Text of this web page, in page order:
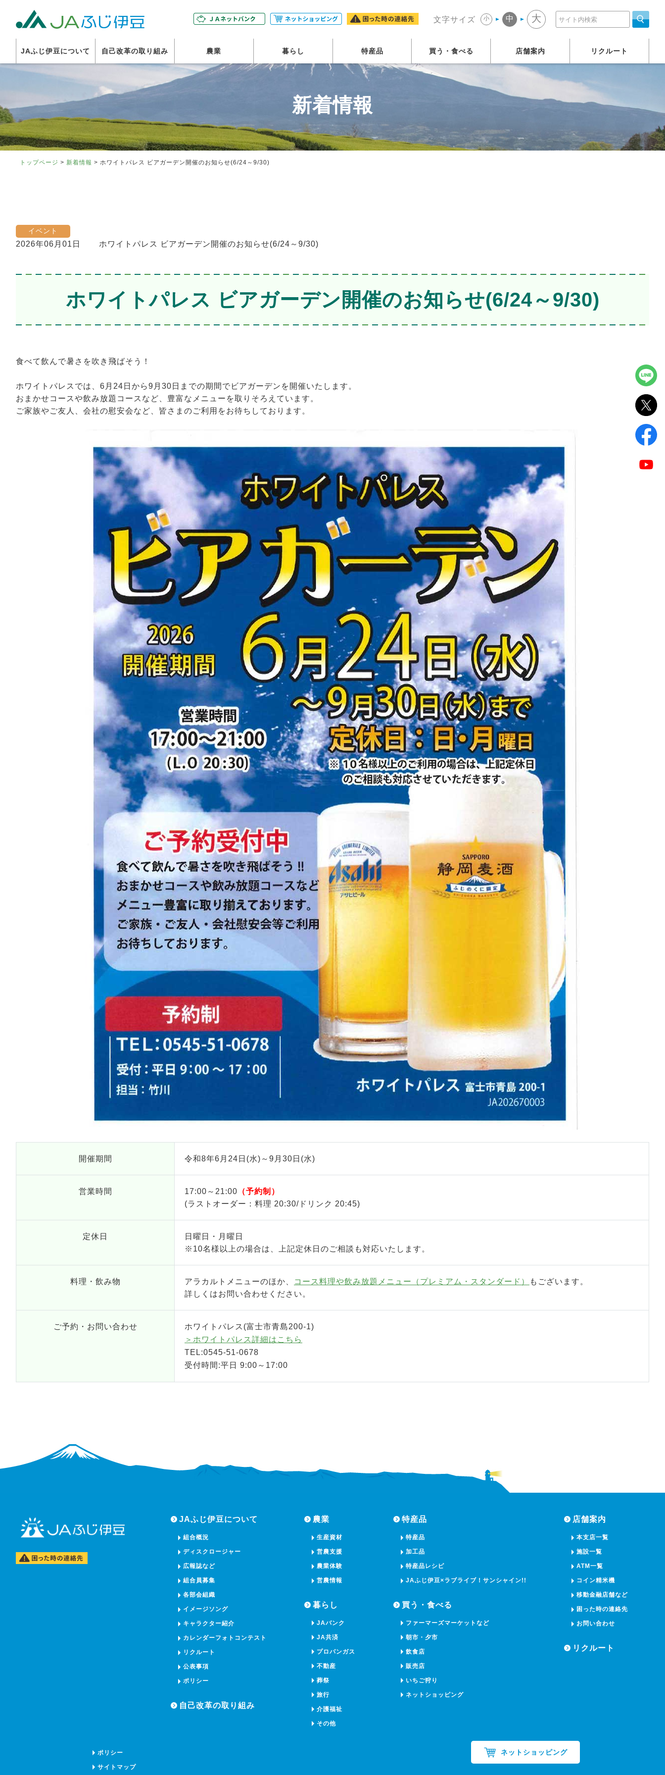
富士伊豆農業協同組合・JAふじ伊豆 文字サイズ 小 中 大
JAふじ伊豆について 自己改革の取り組み 農業 暮らし 特産品 買う・食べる 店舗案内 リクルート
新着情報
トップページ > 新着情報 > ホワイトパレス ビアガーデン開催のお知らせ(6/24～9/30)
イベント
2026年06月01日 ホワイトパレス ビアガーデン開催のお知らせ(6/24～9/30)
ホワイトパレス ビアガーデン開催のお知らせ(6/24～9/30)
食べて飲んで暑さを吹き飛ばそう！
ホワイトパレスでは、6月24日から9月30日までの期間でビアガーデンを開催いたします。
おまかせコースや飲み放題コースなど、豊富なメニューを取りそろえています。
ご家族やご友人、会社の慰安会など、皆さまのご利用をお待ちしております。
開催期間 令和8年6月24日(水)～9月30日(水)
営業時間 17:00～21:00 （予約制）
(ラストオーダー：料理 20:30/ドリンク 20:45)
定休日
日曜日・月曜日
※10名様以上の場合は、上記定休日のご相談も対応いたします。
料理・飲み物 アラカルトメニューのほか、 コース料理や飲み放題メニュー（プレミアム・スタンダード）
もございます。
詳しくはお問い合わせください。
ご予約・お問い合わせ
ホワイトパレス(富士市青島200-1)
＞ホワイトパレス詳細はこちら
TEL:0545-51-0678
受付時間:平日 9:00～17:00
JAふじ伊豆について
組合概況
ディスクロージャー
広報誌など
組合員募集
各部会組織
イメージソング
キャラクター紹介
カレンダーフォトコンテスト
リクルート
公表事項
ポリシー
自己改革の取り組み
農業
生産資材
営農支援
農業体験
営農情報
暮らし
JAバンク
JA共済
プロパンガス
不動産
葬祭
旅行
介護福祉
その他
特産品
特産品
加工品
特産品レシピ
JAふじ伊豆×ラブライブ！サンシャイン!!
買う・食べる
ファーマーズマーケットなど
朝市・夕市
飲食店
販売店
いちご狩り
ネットショッピング
店舗案内
本支店一覧
施設一覧
ATM一覧
コイン精米機
移動金融店舗など
困った時の連絡先
お問い合わせ
リクルート
ポリシー
サイトマップ
ネットショッピング